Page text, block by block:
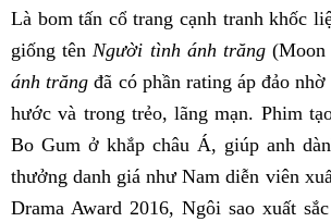
Là bom tấn cổ trang cạnh tranh khốc
giống tênNgười tình ánh trăng (Moon
ánh trăng đã có phần rating áp đảo
hước và trong trẻo, lãng mạn. Phim
Bo Gum ở khắp châu Á, giúp anh
thưởng danh giá như Nam diễn viên
Drama Award 2016, Ngôi sao xuất